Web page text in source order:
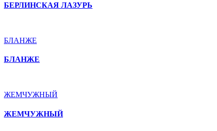
БЕРЛИНСКАЯ ЛАЗУРЬ
БЛАНЖЕ
БЛАНЖЕ
ЖЕМЧУЖНЫЙ
ЖЕМЧУЖНЫЙ